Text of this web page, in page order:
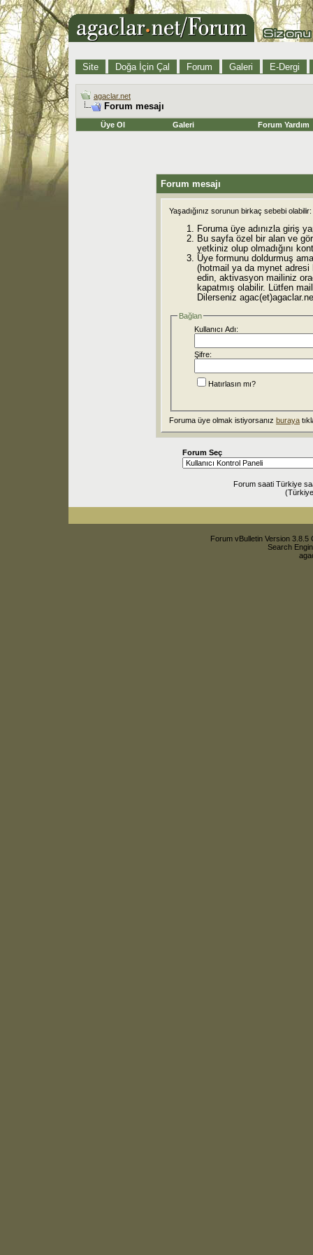
Site Doğa İçin Çal Forum Galeri E-Dergi
agaclar.net
Forum mesajı
Üye Ol Galeri Forum Yardım
Forum mesajı
Yaşadığınız sorunun birkaç sebebi olabilir:
Foruma üye adınızla giriş
Bu sayfa özel bir alan ve
yetkiniz olup olmadığını
Üye formunu doldurmuş
(hotmail ya da mynet adresi
edin, aktivasyon mailiniz
kapatmış olabilir. Lütfen
Dilerseniz
Bağlan
Kullanıcı Adı:
Şifre:
Hatırlasın mı?
Foruma üye olmak istiyorsanız buraya
Forum Seç
Forum saati Türkiye
Forum vBulletin Version
Search